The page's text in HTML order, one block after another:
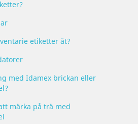
etiketter åt?
med Idamex brickan eller
märka på trä med